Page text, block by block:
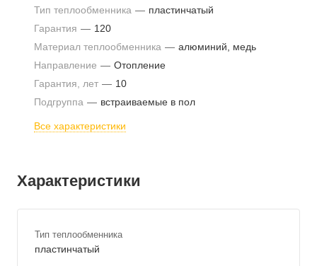
Тип теплообменника — пластинчатый
Гарантия — 120
Материал теплообменника — алюминий, медь
Направление — Отопление
Гарантия, лет — 10
Подгруппа — встраиваемые в пол
Все характеристики
Характеристики
Тип теплообменника
пластинчатый